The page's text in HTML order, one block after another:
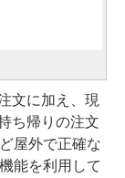
文に加え、現
ち帰りの注文
屋外で正確な
能を利用して